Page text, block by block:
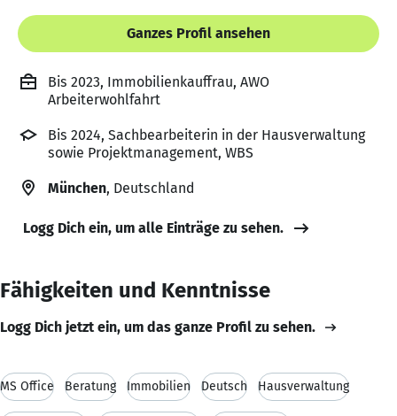
Ganzes Profil ansehen
Bis 2023, Immobilienkauffrau, AWO
Arbeiterwohlfahrt
Bis 2024, Sachbearbeiterin in der Hausverwaltung
sowie Projektmanagement, WBS
München, Deutschland
Logg Dich ein, um alle Einträge zu sehen.
Fähigkeiten und Kenntnisse
Logg Dich jetzt ein, um das ganze Profil zu sehen.
MS Office Beratung Immobilien Deutsch Hausverwaltung